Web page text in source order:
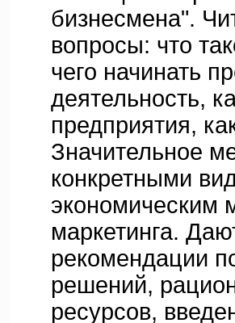
бизнесмена".
вопросы: что
чего начинать
деятельность,
предприятия,
Значительное
конкретными
экономическим
маркетинга.
рекомендации
решений,
ресурсов,